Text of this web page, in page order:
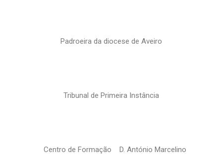
Padroeira da diocese de Aveiro
Tribunal de Primeira Instância
Centro de Formação D. António Marcelino